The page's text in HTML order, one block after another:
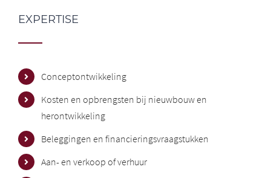
EXPERTISE
Conceptontwikkeling
Kosten en opbrengsten bij nieuwbouw en
herontwikkeling
Beleggingen en financieringsvraagstukken
Aan- en verkoop of verhuur